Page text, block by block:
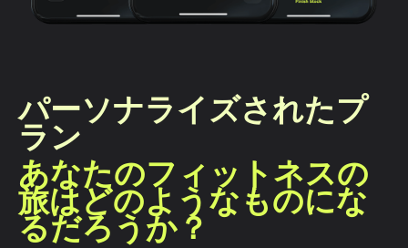
パーソナライズされたプ
ラン
あなたのフィットネスの
旅はどのようなものにな
るだろうか？